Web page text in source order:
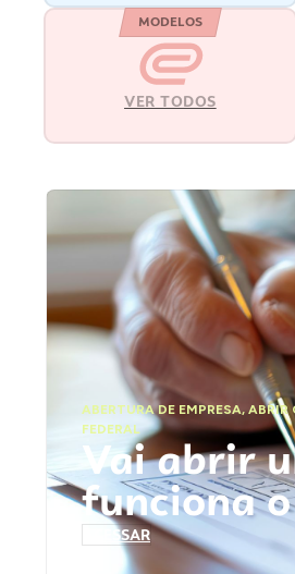
MODELOS
VER TODOS
ABERTURA DE EMPRESA,ABRIR
FEDERAL
Vai abrir
funciona
ACESSAR